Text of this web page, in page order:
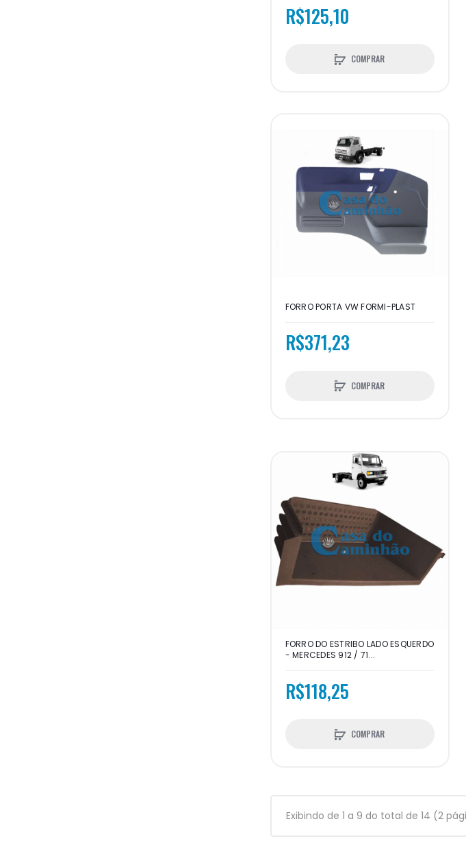
R$125,10
COMPRAR
FORRO PORTA VW FORMI-PLAST
R$371,23
COMPRAR
FORRO DO ESTRIBO LADO ESQUERDO
- MERCEDES 912 / 71...
R$118,25
COMPRAR
Exibindo de 1 a 9 do total de 14 (2